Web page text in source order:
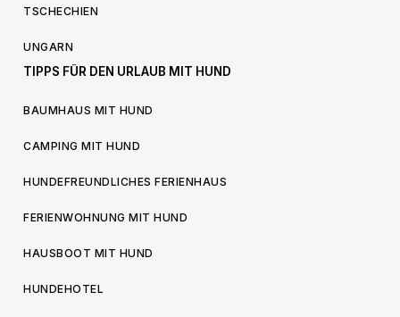
TSCHECHIEN
UNGARN
TIPPS FÜR DEN URLAUB MIT HUND
BAUMHAUS MIT HUND
CAMPING MIT HUND
HUNDEFREUNDLICHES FERIENHAUS
FERIENWOHNUNG MIT HUND
HAUSBOOT MIT HUND
HUNDEHOTEL